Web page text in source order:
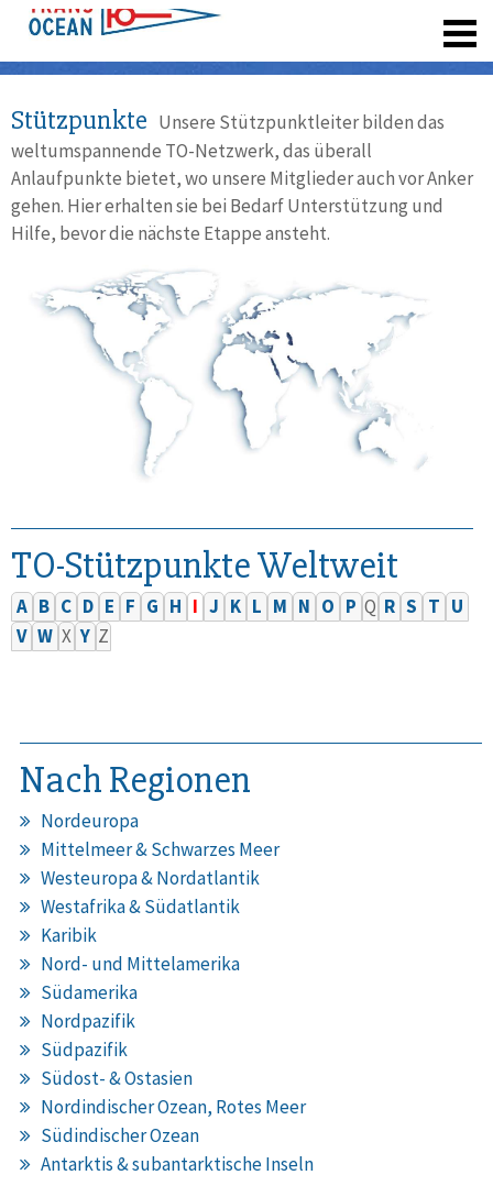
Stützpunkte Unsere Stützpunktleiter bilden das
weltumspannende TO-Netzwerk, das überall
Anlaufpunkte bietet, wo unsere Mitglieder auch vor Anker
gehen. Hier erhalten sie bei Bedarf Unterstützung und
Hilfe, bevor die nächste Etappe ansteht.
TO-Stützpunkte Weltweit
A B C D E F G H I J K L M N O P Q R S T U
V W X Y Z
Nach Regionen
Nordeuropa
Mittelmeer & Schwarzes Meer
Westeuropa & Nordatlantik
Westafrika & Südatlantik
Karibik
Nord- und Mittelamerika
Südamerika
Nordpazifik
Südpazifik
Südost- & Ostasien
Nordindischer Ozean, Rotes Meer
Südindischer Ozean
Antarktis & subantarktische Inseln